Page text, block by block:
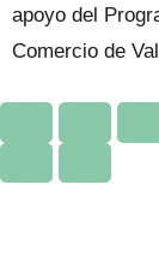
apoyo del
Comercio de